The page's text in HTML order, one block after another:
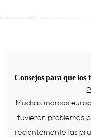
Muchas marcas
tuvieron problemas
recientemente las